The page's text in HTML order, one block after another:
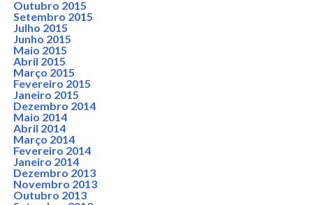
Outubro 2015
Setembro 2015
Julho 2015
Junho 2015
Maio 2015
Abril 2015
Março 2015
Fevereiro 2015
Janeiro 2015
Dezembro 2014
Maio 2014
Abril 2014
Março 2014
Fevereiro 2014
Janeiro 2014
Dezembro 2013
Novembro 2013
Outubro 2013